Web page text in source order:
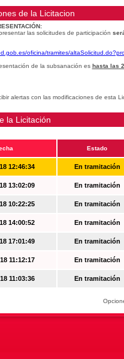
de la Licitacion
las solicitudes de participación
oficina/tramites/
de la subsanación es hasta las
alertas con las modificaciones de esta
la Licitación
Estado
12:46:34 En tramitación
13:02:09 En tramitación
10:22:25 En tramitación
14:00:52 En tramitación
17:01:49 En tramitación
11:12:17 En tramitación
11:03:36 En tramitación